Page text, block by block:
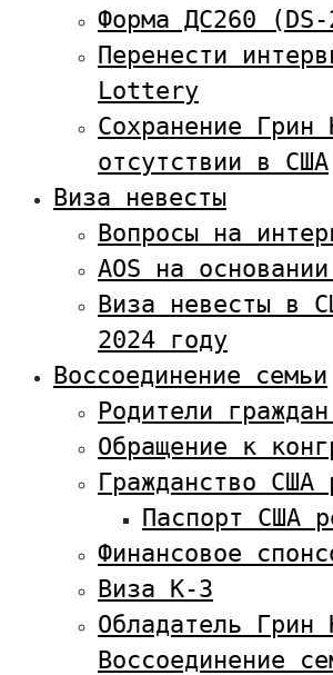
Форма ДС260 (DS-
Перенести
Lottery
Сохранение Грин
отсутствии в США
Виза невесты
Вопросы на
AOS на
Виза невесты в
2024 году
Воссоединение семьи
Родители
Обращение к
Гражданство США
Паспорт США
Финансовое
Виза К-3
Обладатель Грин
Воссоединение